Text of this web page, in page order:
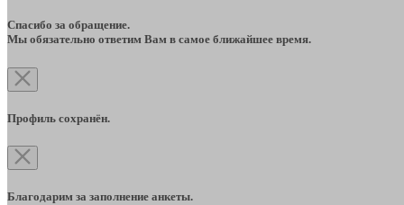
Спасибо за обращение.
Мы обязательно ответим Вам в самое ближайшее время.
Профиль сохранён.
Благодарим за заполнение анкеты.